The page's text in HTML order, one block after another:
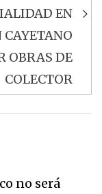
EN
CAYETANO
OBRAS DE
COLECTOR
no será